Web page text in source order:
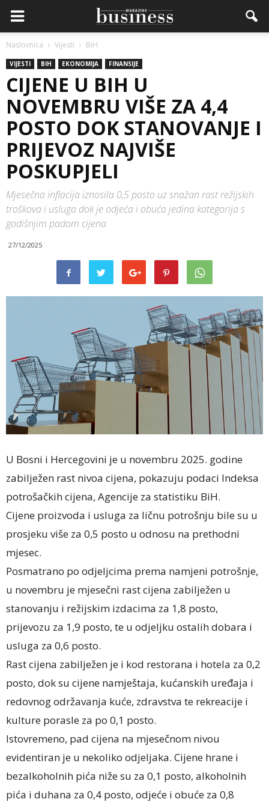
Naslovnica Vijesti BiH
VIJESTI BIH EKONOMIJA FINANSIJE
CIJENE U BIH U
NOVEMBRU VIŠE ZA 4,4
POSTO DOK STANOVANJE I
PRIJEVOZ NAJVIŠE
POSKUPJELI
Mjesečna inflacija iznosila 0,5 posto uz snažan rast režijskih
troškova i usluga dok je odjeća i obuća jedina kategorija s
godišnjim padom cijena
27/12/2025
U Bosni i Hercegovini je u novembru 2025. godine
zabilježen rast nivoa cijena, pokazuju podaci Indeksa
potrošačkih cijena, Agencije za statistiku BiH.
Cijene proizvoda i usluga za ličnu potrošnju bile su u
prosjeku više za 0,5 posto u odnosu na prethodni
mjesec.
Posmatrano po odjeljcima prema namjeni potrošnje,
u novembru je mjesečni rast cijena zabilježen u
stanovanju i režijskim izdacima za 1,8 posto,
prijevozu za 1,9 posto, te u odjeljku ostalih dobara i
usluga za 0,6 posto.
Rast cijena zabilježen je i kod restorana i hotela za 0,2
posto, dok su cijene namještaja, kućanskih uređaja i
redovnog održavanja kuće, zdravstva te rekreacije i
kulture porasle za po 0,1 posto.
Istovremeno, pad cijena na mjesečnom nivou
evidentiran je u nekoliko odjeljaka. Cijene hrane i
bezalkoholnih pića niže su za 0,1 posto, alkoholnih
pića i duhana za 0,4 posto, odjeće i obuće za 0,8